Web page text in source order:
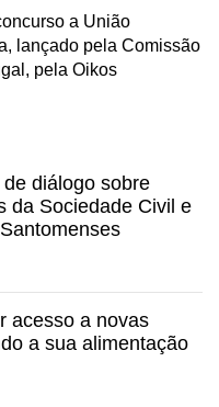
a União
lançado pela Comissão
pela Oikos
diálogo sobre
da Sociedade Civil e
acesso a novas
a sua alimentação